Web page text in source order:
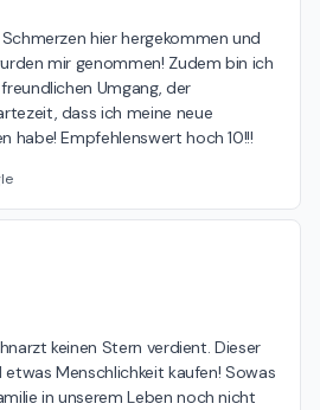
hier hergekommen und
mir genommen! Zudem bin ich
Umgang, der
dass ich meine neue
habe! Empfehlenswert hoch 10!!!
keinen Stern verdient. Dieser
Menschlichkeit kaufen! Sowas
in unserem Leben noch nicht